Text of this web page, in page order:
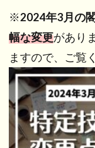
※2024年3月の
幅な変更があり
ますので、ご覧